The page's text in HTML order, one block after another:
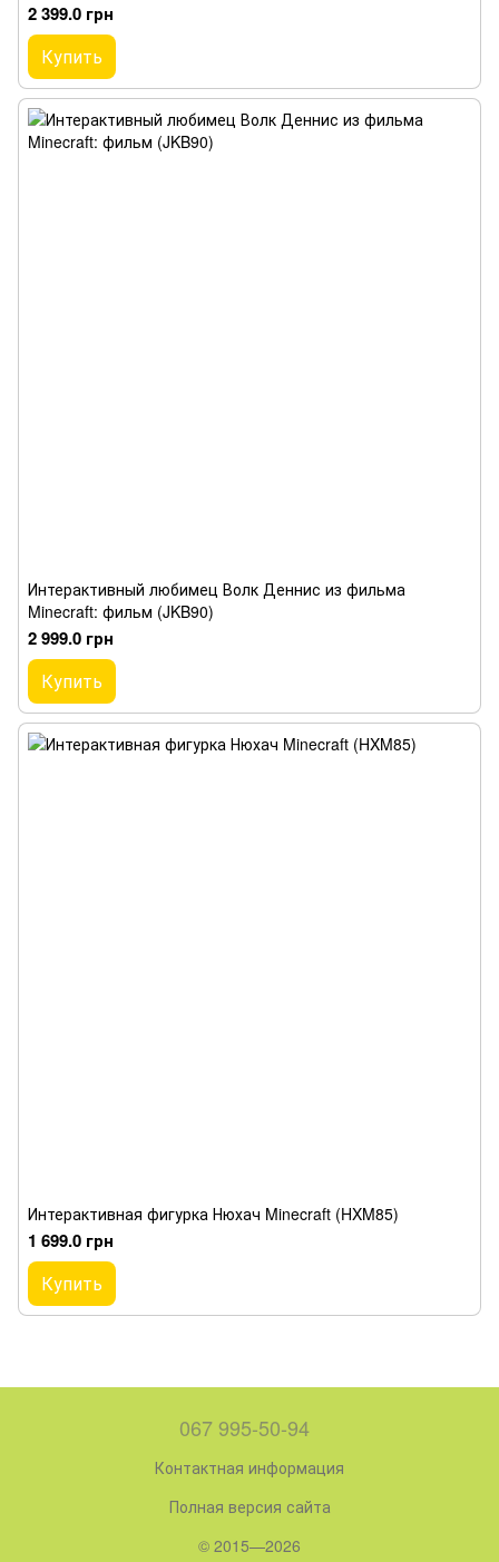
2 399.0 грн
Купить
Интерактивный любимец Волк Деннис из фильма
Minecraft: фильм (JKB90)
2 999.0 грн
Купить
Интерактивная фигурка Нюхач Minecraft (HXM85)
1 699.0 грн
Купить
067 995-50-94
Контактная информация
Полная версия сайта
© 2015—2026